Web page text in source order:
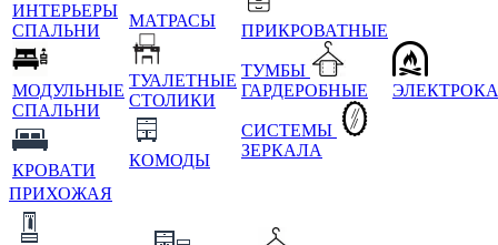
ИНТЕРЬЕРЫ
СПАЛЬНИ
МОДУЛЬНЫЕ
СПАЛЬНИ
КРОВАТИ
МАТРАСЫ
ТУАЛЕТНЫЕ
СТОЛИКИ
КОМОДЫ
ПРИКРОВАТНЫЕ
ТУМБЫ
ГАРДЕРОБНЫЕ
СИСТЕМЫ
ЗЕРКАЛА
ПРИХОЖАЯ